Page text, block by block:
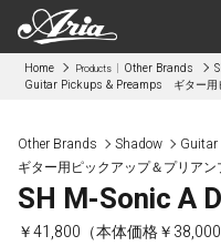
Home Products Other Brands
Guitar Pickups & Preamps ギター用
Other Brands Shadow
ギター用ピックアップ＆プリアン
SH M-Sonic A
￥41,800（本体価格￥38,000